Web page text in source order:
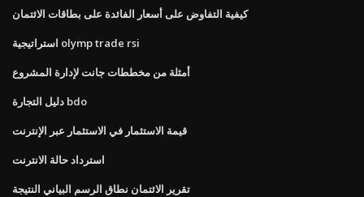
كيفية التفاوض على أسعار الفائدة على بطاقات الائتمان
استراتيجية olymp trade rsi
أمثلة من مخططات جانت لإدارة المشروع
دليل التجارة bdo
قيمة الاستثمار في الاستثمار عبر الإنترنت
استرداد حالة الانترنت
تقرير الائتمان نطاق الرسم البياني النتيجة